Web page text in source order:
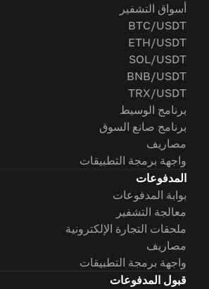
أسواق التشفير
BTC/USDT
ETH/USDT
SOL/USDT
BNB/USDT
TRX/USDT
برنامج الوسيط
برنامج صانع السوق
مصاريف
واجهة برمجة التطبيقات
المدفوعات
بوابة المدفوعات
معالجة التشفير
ملحقات التجارة الإلكترونية
مصاريف
واجهة برمجة التطبيقات
قبول المدفوعات